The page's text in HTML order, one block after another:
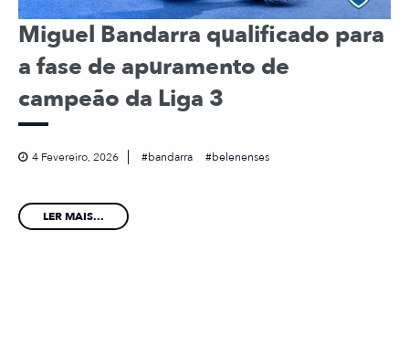
Miguel Bandarra qualificado para
a fase de apuramento de
campeão da Liga 3
4 Fevereiro, 2026 bandarra belenenses
LER MAIS...